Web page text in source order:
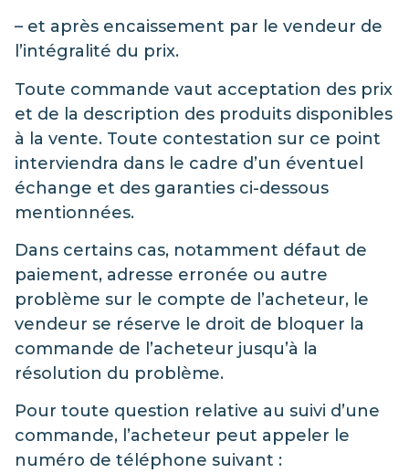
– et après encaissement par le vendeur de
l’intégralité du prix.
Toute commande vaut acceptation des prix
et de la description des produits disponibles
à la vente. Toute contestation sur ce point
interviendra dans le cadre d’un éventuel
échange et des garanties ci-dessous
mentionnées.
Dans certains cas, notamment défaut de
paiement, adresse erronée ou autre
problème sur le compte de l’acheteur, le
vendeur se réserve le droit de bloquer la
commande de l’acheteur jusqu’à la
résolution du problème.
Pour toute question relative au suivi d’une
commande, l’acheteur peut appeler le
numéro de téléphone suivant :